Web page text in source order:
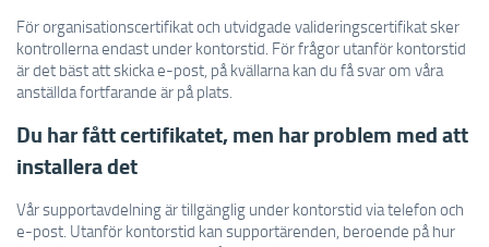
För organisationscertifikat och utvidgade valideringscertifikat sker
kontrollerna endast under kontorstid. För frågor utanför kontorstid
är det bäst att skicka e-post, på kvällarna kan du få svar om våra
anställda fortfarande är på plats.
Du har fått certifikatet, men har problem med att
installera det
Vår supportavdelning är tillgänglig under kontorstid via telefon och
e-post. Utanför kontorstid kan supportärenden, beroende på hur